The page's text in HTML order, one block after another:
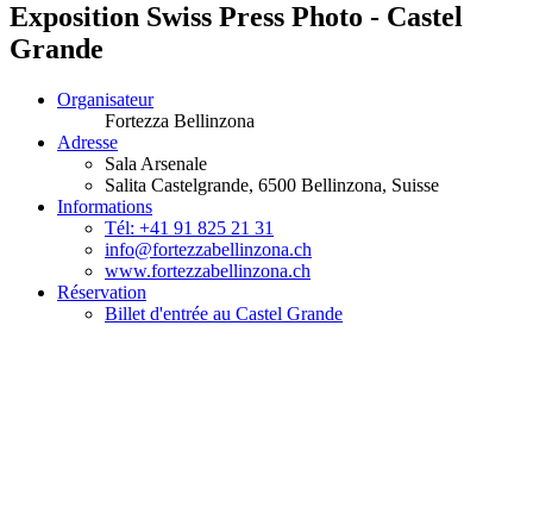
Exposition Swiss Press Photo - Castel
Grande
Organisateur
Fortezza Bellinzona
Adresse
Sala Arsenale
Salita Castelgrande, 6500 Bellinzona, Suisse
Informations
Tél: +41 91 825 21 31
info@fortezzabellinzona.ch
www.fortezzabellinzona.ch
Réservation
Billet d'entrée au Castel Grande